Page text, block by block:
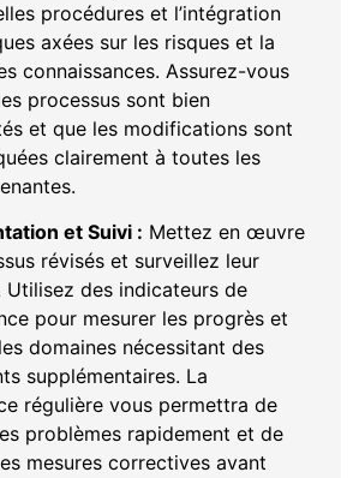
procédures et l’intégration
axées sur les risques et la
connaissances. Assurez-vous
processus sont bien
et que les modifications sont
clairement à toutes les
et Suivi : Mettez en œuvre
révisés et surveillez leur
des indicateurs de
pour mesurer les progrès et
domaines nécessitant des
supplémentaires. La
régulière vous permettra de
problèmes rapidement et de
mesures correctives avant